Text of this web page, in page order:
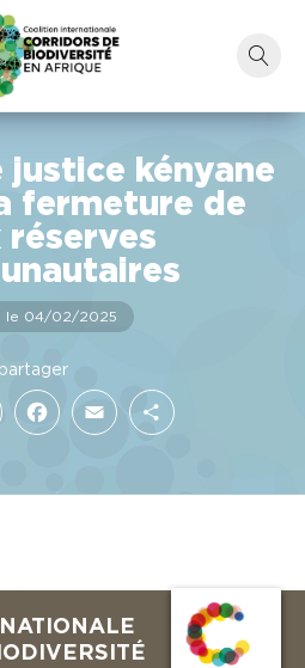
justice kényane
fermeture de
réserves
le 04/02/2025